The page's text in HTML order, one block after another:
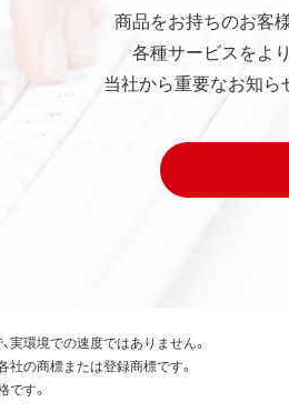
商品をお持ちのお客
各種サービスをよ
当社から重要なお知ら
環境での速度ではありません。
の商標または登録商標です。
す。